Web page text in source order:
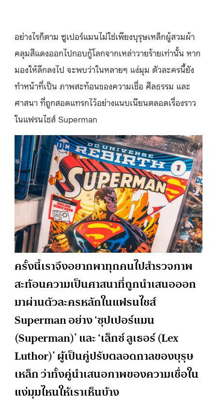
อย่างไรก็ตาม ซูเปอร์แมนไม่ใช่เพียงบุรุษเหล็กผู้สวมผ้า
คลุมสีแดงออกไปกอบกู้โลกจากเหล่าวายร้ายเท่านั้น หาก
มองให้ลึกลงไป จะพบว่าในหลายๆ แง่มุม ตัวละครนี้ยัง
ทำหน้าที่เป็น ภาพสะท้อนของความเชื่อ ศีลธรรม และ
ศาสนา ที่ถูกสอดแทรกไว้อย่างแนบเนียนตลอดเรื่องราว
ในแฟรนไชส์ Superman
ครั้งนี้เราจึงอยากพาทุกคนไปสำรวจภาพ
สะท้อนความเป็นศาสนาที่ถูกนำเสนอออก
มาผ่านตัวละครหลักในแฟรนไชส์
Superman อย่าง ‘ซุปเปอร์แมน
(Superman)’ และ ‘เล็กซ์ ลูเธอร์ (Lex
Luthor)’ ผู้เป็นคู่ปรับตลอดกาลของบุรุษ
เหล็ก ว่าทั้งคู่นำเสนอภาพของความเชื่อใน
แง่มุมไหนให้เราเห็นบ้าง